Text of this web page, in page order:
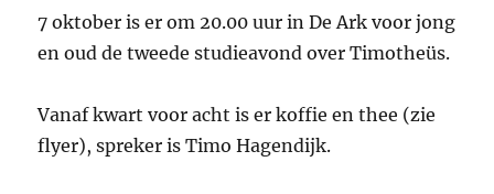
7 oktober is er om 20.00 uur in De Ark voor jong
en oud de tweede studieavond over Timotheüs.
Vanaf kwart voor acht is er koffie en thee (zie
flyer), spreker is Timo Hagendijk.